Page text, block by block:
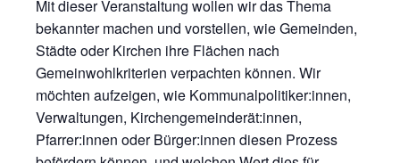
Mit dieser Veranstaltung wollen wir das Thema
bekannter machen und vorstellen, wie Gemeinden,
Städte oder Kirchen ihre Flächen nach
Gemeinwohlkriterien verpachten können. Wir
möchten aufzeigen, wie Kommunalpolitiker:innen,
Verwaltungen, Kirchengemeinderät:innen,
Pfarrer:innen oder Bürger:innen diesen Prozess